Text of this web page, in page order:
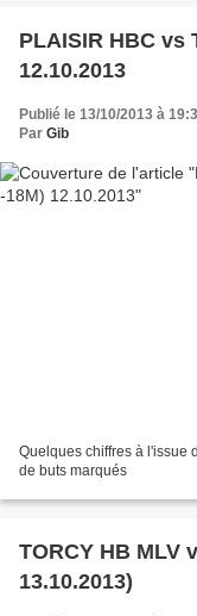
PLAISIR HBC vs
12.10.2013
Publié le 13/10/2013 à
Par Gib
Quelques chiffres à l'issue
de buts marqués
TORCY HB MLV
13.10.2013)